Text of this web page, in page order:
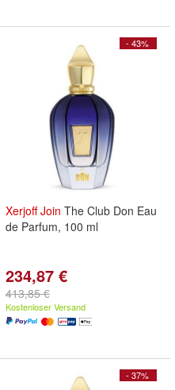
- 43%
Xerjoff Join The Club Don Eau
de Parfum, 100 ml
234,87 €
413,85 €
Kostenloser Versand
- 37%